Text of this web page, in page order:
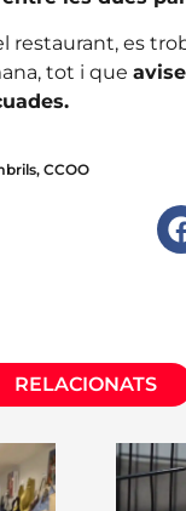
restaurant, es
tot i que
, CCOO
RELACIONATS